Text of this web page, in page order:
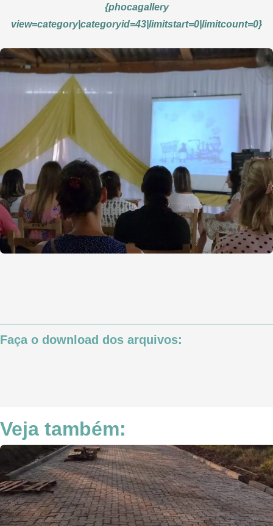
{phocagallery
view=category|categoryid=43|limitstart=0|limitcount=0}
Faça o download dos arquivos:
Veja também: